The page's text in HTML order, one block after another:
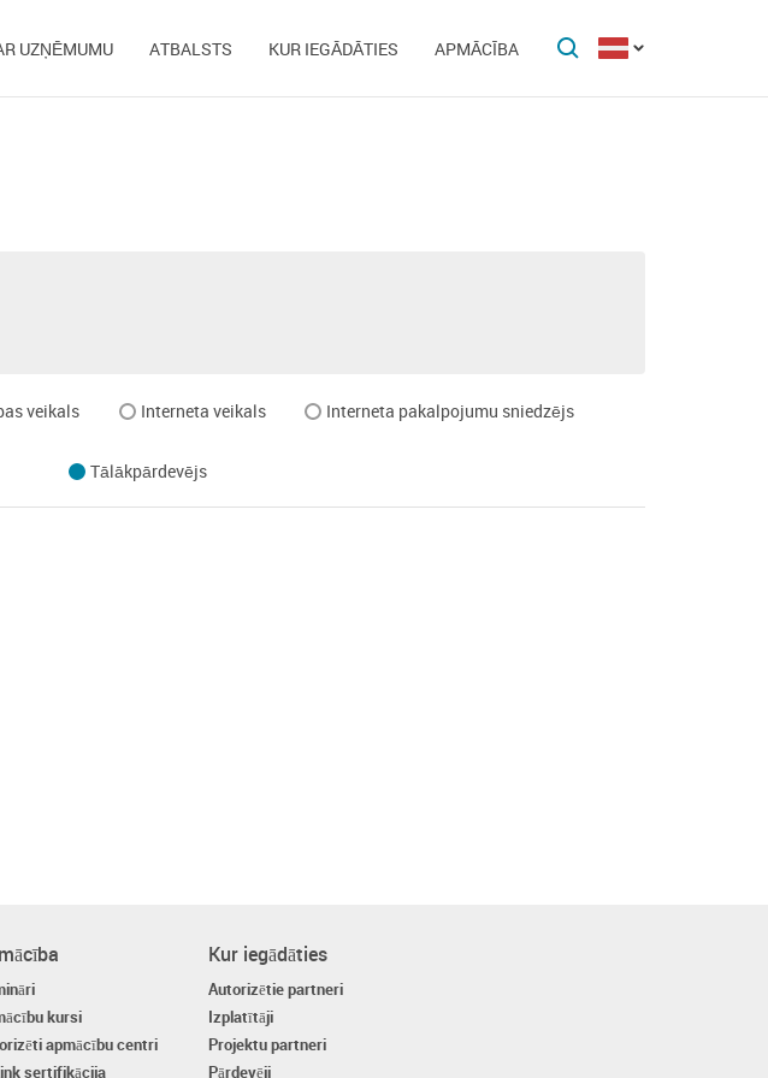
UZŅĒMUMU ATBALSTS KUR IEGĀDĀTIES APMĀCĪBA
veikals Interneta veikals Interneta pakalpojumu sniedzējs
Tālākpārdevējs
kursi
apmācību centri
sertifikācija
Kur iegādāties
Autorizētie partneri
Izplatītāji
Projektu partneri
Pārdevēji